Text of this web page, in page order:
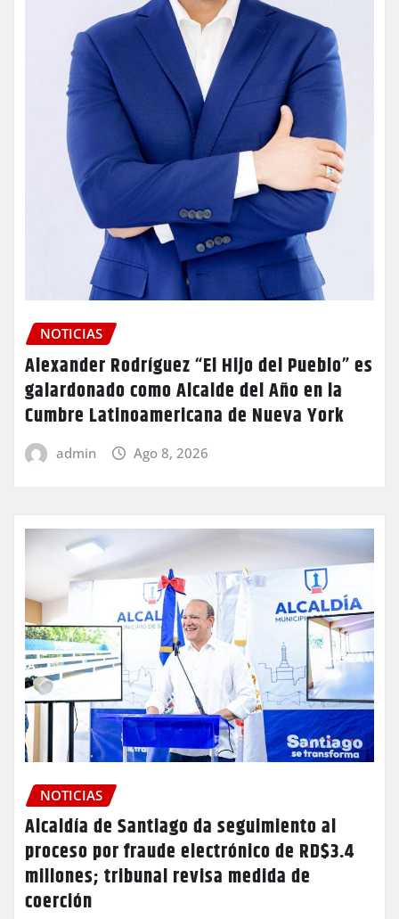
NOTICIAS
Alexander Rodríguez “El Hijo del Pueblo” es
galardonado como Alcalde del Año en la
Cumbre Latinoamericana de Nueva York
admin Ago 8, 2026
NOTICIAS
Alcaldía de Santiago da seguimiento al
proceso por fraude electrónico de RD$3.4
millones; tribunal revisa medida de
coerción